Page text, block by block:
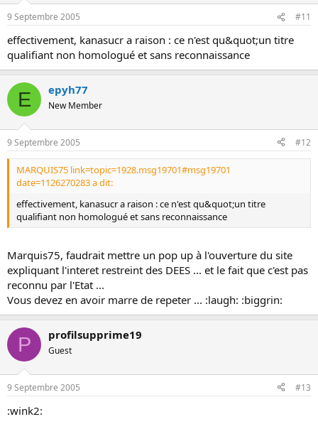
9 Septembre 2005 #11
effectivement, kanasucr a raison : ce n'est qu&quot;un titre
qualifiant non homologué et sans reconnaissance
E epyh77
New Member
9 Septembre 2005 #12
MARQUIS75 link=topic=1928.msg19701#msg19701
date=1126270283 a dit:
effectivement, kanasucr a raison : ce n'est qu&quot;un titre
qualifiant non homologué et sans reconnaissance
Marquis75, faudrait mettre un pop up à l'ouverture du site
expliquant l'interet restreint des DEES ... et le fait que c'est pas
reconnu par l'Etat ...
Vous devez en avoir marre de repeter ... :laugh: :biggrin:
P profilsupprime19
Guest
9 Septembre 2005 #13
:wink2: